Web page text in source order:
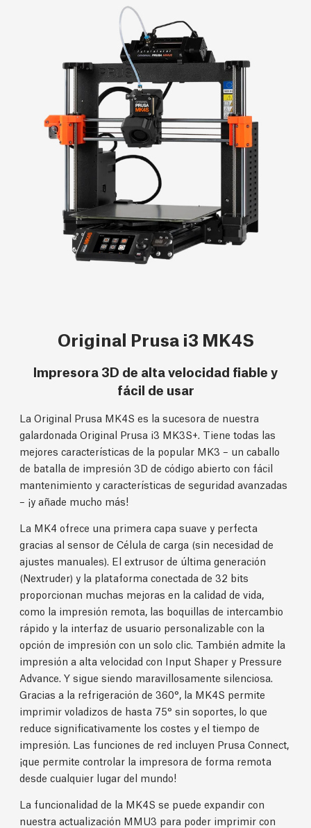
Original Prusa i3 MK4S
Impresora 3D de alta velocidad fiable y
fácil de usar
La Original Prusa MK4S es la sucesora de nuestra
galardonada Original Prusa i3 MK3S+. Tiene todas las
mejores características de la popular MK3 – un caballo
de batalla de impresión 3D de código abierto con fácil
mantenimiento y características de seguridad avanzadas
– ¡y añade mucho más!
La MK4 ofrece una primera capa suave y perfecta
gracias al sensor de Célula de carga (sin necesidad de
ajustes manuales). El extrusor de última generación
(Nextruder) y la plataforma conectada de 32 bits
proporcionan muchas mejoras en la calidad de vida,
como la impresión remota, las boquillas de intercambio
rápido y la interfaz de usuario personalizable con la
opción de impresión con un solo clic. También admite la
impresión a alta velocidad con Input Shaper y Pressure
Advance. Y sigue siendo maravillosamente silenciosa.
Gracias a la refrigeración de 360°, la MK4S permite
imprimir voladizos de hasta 75° sin soportes, lo que
reduce significativamente los costes y el tiempo de
impresión. Las funciones de red incluyen Prusa Connect,
¡que permite controlar la impresora de forma remota
desde cualquier lugar del mundo!
La funcionalidad de la MK4S se puede expandir con
nuestra actualización MMU3 para poder imprimir con